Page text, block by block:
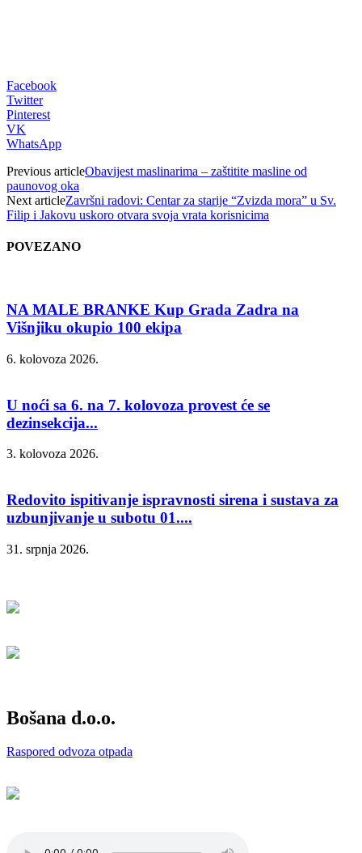
Facebook
Twitter
Pinterest
VK
WhatsApp
Previous articleObavijest maslinarima – zaštitite masline od
paunovog oka
Next articleZavršni radovi: Centar za starije “Zvizda mora” u Sv.
Filip i Jakovu uskoro otvara svoja vrata korisnicima
POVEZANO
NA MALE BRANKE Kup Grada Zadra na
Višnjiku okupio 100 ekipa
6. kolovoza 2026.
U noći sa 6. na 7. kolovoza provest će se
dezinsekcija...
3. kolovoza 2026.
Redovito ispitivanje ispravnosti sirena i sustava za
uzbunjivanje u subotu 01....
31. srpnja 2026.
Bošana d.o.o.
Raspored odvoza otpada